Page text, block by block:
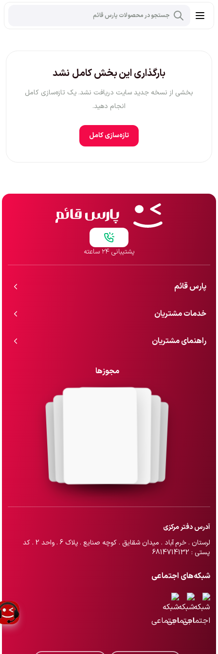
بارگذاری این بخش کامل نشد
بخشی از نسخه جدید سایت دریافت نشد. یک تازه‌سازی کامل
انجام دهید.
تازه‌سازی کامل
پشتیبانی ۲۴ ساعته
پارس قائم
خدمات مشتریان
راهنمای مشتریان
مجوزها
آدرس دفتر مرکزی
لرستان . خرم آباد . میدان شقایق . کوچه صنایع . پلاک 6 . واحد 2 . کد
پستی : 6814714132
شبکه‌های اجتماعی